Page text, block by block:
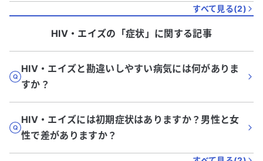
すべて見る(2)
HIV・エイズの「症状 」に関する記事
HIV・エイズと勘違いしやすい病気には何がありま
すか？
HIV・エイズには初期症状はありますか？男性と女
性で差がありますか？